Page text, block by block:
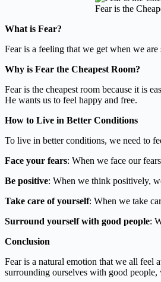
Fear is the
What is Fear?
Fear is a feeling that we get when we
Why is Fear the Cheapest Room?
Fear is the cheapest room because it is
He wants us to feel happy and free.
How to Live in Better Conditions
To live in better conditions, we need to
Face your fears: When we face our
Be positive: When we think positively,
Take care of yourself: When we take
Surround yourself with good people:
Conclusion
Fear is a natural emotion that we all feel
surrounding ourselves with good